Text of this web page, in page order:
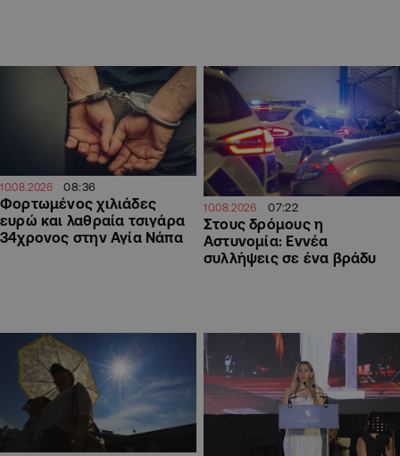
10.08.2026 08:36
Φορτωμένος χιλιάδες
ευρώ και λαθραία τσιγάρα
34χρονος στην Αγία Νάπα
10.08.2026 07:22
Στους δρόμους η
Αστυνομία: Εννέα
συλλήψεις σε ένα βράδυ